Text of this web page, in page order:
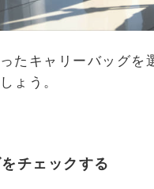
たキャリーバッグ
ょう。
チェックする